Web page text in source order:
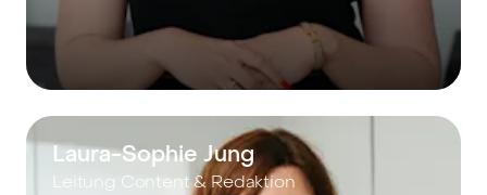
Laura-Sophie Jung
Leitung Content & Redaktion